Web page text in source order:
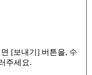
[보내기] 버튼을, 수
주세요.